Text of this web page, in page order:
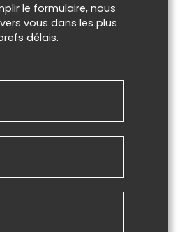
le formulaire, nous
vous dans les plus
délais.